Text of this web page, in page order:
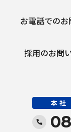
お電話での
採用のお問
本社